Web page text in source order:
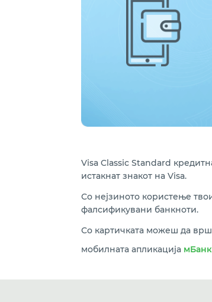
Visa Classic Standard
истакнат знакот на Visa.
Со нејзиното користење
фалсификувани банкноти.
Со картичката можеш да
мобилната апликација